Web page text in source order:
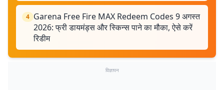
4 Garena Free Fire MAX Redeem Codes 9 अगस्त
2026: फ्री डायमंड्स और स्किन्स पाने का मौका, ऐसे करें
रिडीम
विज्ञापन